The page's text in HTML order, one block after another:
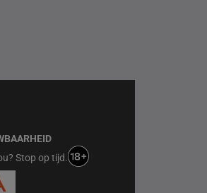
Stop op tijd.